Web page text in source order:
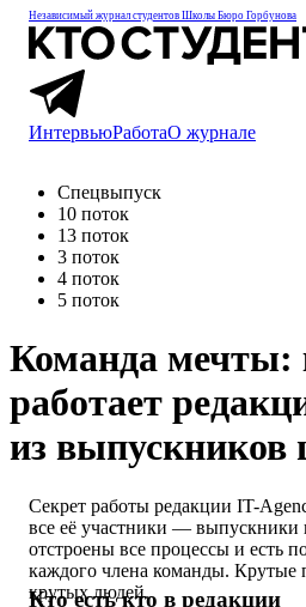
Независимый журнал студентов Школы Бюро Горбунова
ИнтервьюРаботаО журнале
Спецвыпуск
10 поток
13 поток
3 поток
4 поток
5 поток
Команда мечты:
работает
из
Секрет работы редакции IT-
все её участники —
отстроены все процессы и есть
каждого члена команды. Крутые
крутых людей.
Кто есть кто в редакции